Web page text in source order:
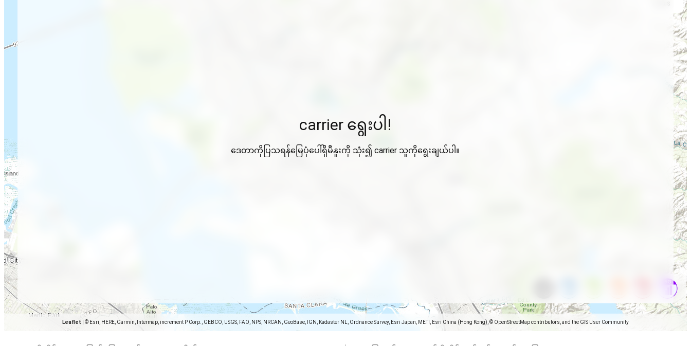
Leaflet © Esri, HERE, Garmin, Intermap, increment P Corp., GEBCO, USGS, FAO, NPS, NRCAN, GeoBase, IGN, Kadaster NL, Ordnance Survey, Esri Japan, METI, Esri China (Hong Kong), © OpenStreetMap contributors, and the GIS User Community
carrier ရွေးပါ!
ဒေတာကိုပြသရန်မြေပုံပေါ်ရှိမီနူးကို သုံး၍ carrier သူကိုရွေးချယ်ပါ။